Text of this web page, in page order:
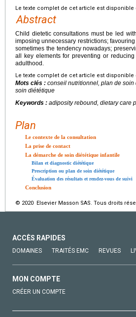
Le texte complet de cet article est disponible
Abstract
Child dietetic consultations must be led
imposing unnecessary restrictions;
sometimes the tendency nowadays;
all key elements for preventing or
adulthood.
Le texte complet de cet article est disponible
Mots clés : conseil nutritionnel, plan de
soin diététique
Keywords : adiposity rebound, dietary care
Plan
Le contexte de la consultation
La prise de contact
La démarche de soin diététique infantile
Bilan et diagnostic diététique
Prescription ou plan de soin diététique
Évaluation des résultats et rendez-vous de suivi
Conclusion
© 2020 Elsevier Masson SAS. Tous droits
ACCÈS RAPIDES
DOMAINES TRAITÉS EMC REVUES
MON COMPTE
CRÉER UN COMPTE